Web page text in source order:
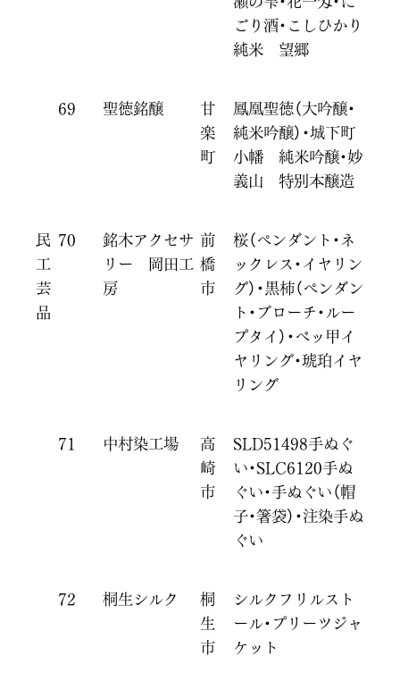
ごり酒・こしひかり
純米 望郷
69 聖徳銘醸
甘
楽
町
鳳凰聖徳（大吟醸・
純米吟醸）・城下町
小幡 純米吟醸・妙
義山 特別本醸造
民
工
芸
品
70
銘木アクセサ
リー 岡田工
房
前
橋
市
桜（ペンダント・ネ
ックレス・イヤリン
グ）・黒柿（ペンダン
ト・ブローチ・ルー
プタイ）・ベッ甲イ
ヤリング・琥珀イヤ
リング
71 中村染工場
高
崎
市
SLD51498手ぬぐ
い・SLC6120手ぬ
ぐい・手ぬぐい（帽
子・箸袋）・注染手ぬ
ぐい
72 桐生シルク
桐
生
市
シルクフリルスト
ール・プリーツジャ
ケット